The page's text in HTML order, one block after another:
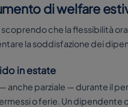
di welfare
che la flessibilità
la soddisfazione dei
in estate
anche parziale — durante il
o ferie. Un dipendente